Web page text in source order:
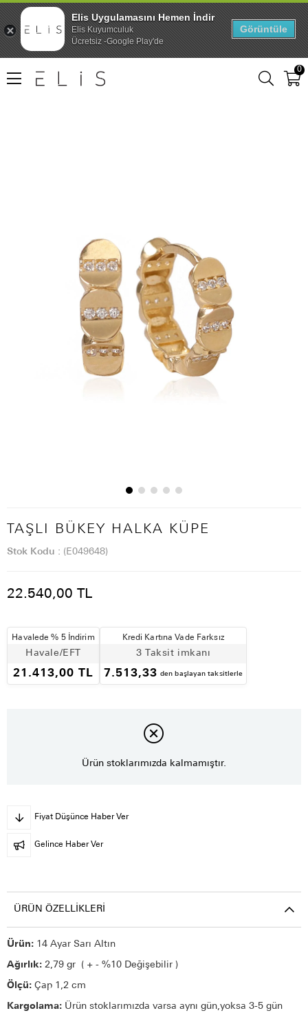
0
TAŞLI BÜKEY HALKA KÜPE
Stok Kodu (E049648)
22.540,00 TL
Havalede % 5 İndirim
Havale/EFT
21.413,00 TL
Kredi Kartına Vade Farksız
3 Taksit imkanı
7.513,33 den başlayan taksitlerle
Ürün stoklarımızda kalmamıştır.
Fiyat Düşünce Haber Ver
Gelince Haber Ver
ÜRÜN ÖZELLIKLERI
Ürün: 14 Ayar Sarı Altın
Ağırlık: 2,79 gr ( + - %10 Değişebilir )
Ölçü: Çap 1,2 cm
Kargolama: Ürün stoklarımızda varsa aynı gün,yoksa 3-5 gün
Elis Uygulamasını Hemen İndir
Elis Kuyumculuk
Ücretsiz -Google Play'de
Görüntüle